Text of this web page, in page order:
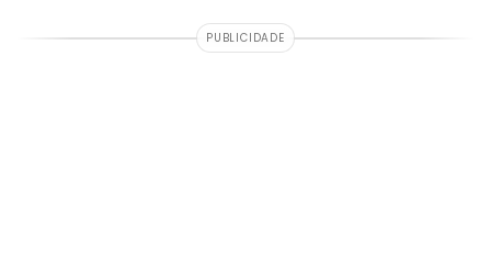
PUBLICIDADE